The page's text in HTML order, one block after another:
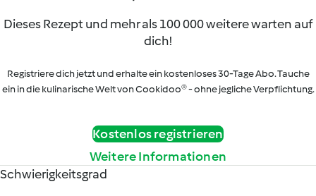
Dieses Rezept und mehr als 100 000 weitere warten auf
dich!
Registriere dich jetzt und erhalte ein kostenloses 30-Tage Abo. Tauche
ein in die kulinarische Welt von Cookidoo® - ohne jegliche Verpflichtung.
Kostenlos registrieren
Weitere Informationen
Schwierigkeitsgrad